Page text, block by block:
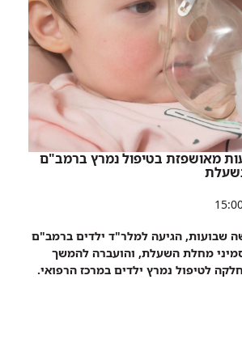
מאושפזת בטיפול נמרץ ברמב"ם
שבועות, הגיעה למלר"ד ילדים ברמב"ם
מחלת השעלת, והועברה להמשך
לטיפול נמרץ ילדים במרכז הרפואי.